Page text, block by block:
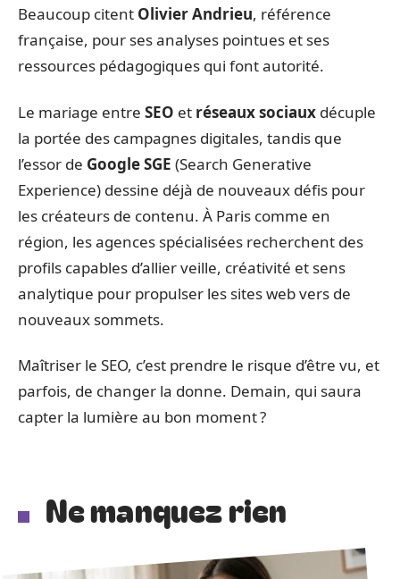
Beaucoup citent Olivier Andrieu, référence
française, pour ses analyses pointues et ses
ressources pédagogiques qui font autorité.
Le mariage entre SEO et réseaux sociaux décuple
la portée des campagnes digitales, tandis que
l’essor de Google SGE (Search Generative
Experience) dessine déjà de nouveaux défis pour
les créateurs de contenu. À Paris comme en
région, les agences spécialisées recherchent des
profils capables d’allier veille, créativité et sens
analytique pour propulser les sites web vers de
nouveaux sommets.
Maîtriser le SEO, c’est prendre le risque d’être vu, et
parfois, de changer la donne. Demain, qui saura
capter la lumière au bon moment ?
Ne manquez rien